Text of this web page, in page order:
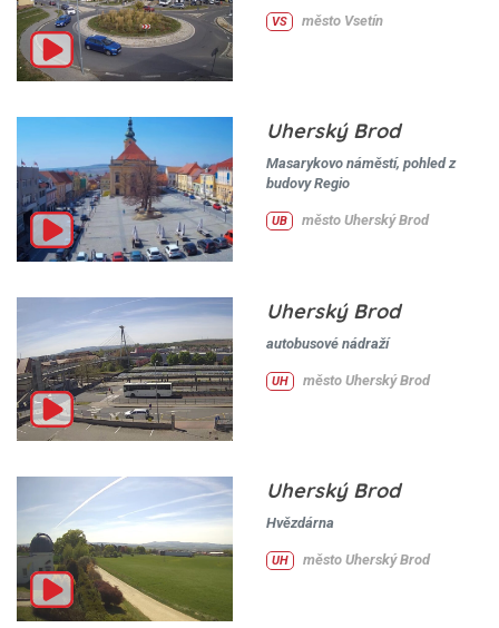
VS město Vsetín
Uherský Brod
Masarykovo náměstí, pohled z
budovy Regio
UB město Uherský Brod
Uherský Brod
autobusové nádraží
UH město Uherský Brod
Uherský Brod
Hvězdárna
UH město Uherský Brod